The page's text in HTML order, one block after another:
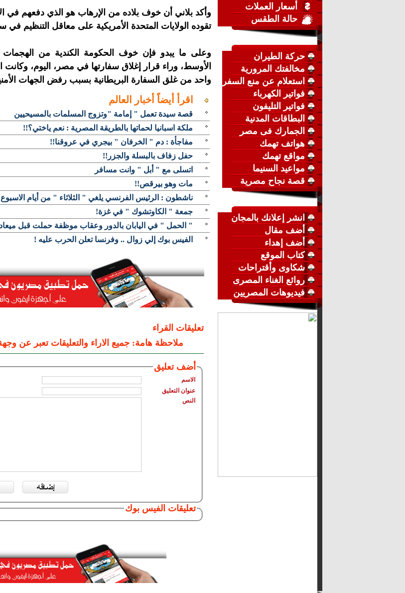
أسعار العملات
حالة الطقس
حركة الطيران
مخالفتك المرورية
استعلام عن منع السفر
فواتير الكهرباء
فواتير التليفون
البطاقات المدنية
الجمارك فى مصر
هواتف تهمك
مواقع تهمك
مواعيد السنيما
قصة نجاح مصرية
انشر إعلانك بالمجان
أضف مقال
أضف إهداء
كتاب الموقع
شكاوى وأقتراحات
روائع الغناء المصرى
فيديوهات المصريين
وأكد بلاني أن خوف بلاده من الإرهاب هو الذي دفعهم في
تقوده الولايات المتحدة الأمريكية على معاقل التنظيم في
وعلى ما يبدو فإن خوف الحكومة الكندية من الهجمات
الأوسط، وراء قرار إغلاق سفارتها في مصر، اليوم،
واحد من غلق السفارة البريطانية بسبب رفض الجهات
اقرأ أيضاً أخبار العالم
قصة سيدة تعمل " إمامة "وتزوج المسلمات بالمسيحيين
ملكة اسبانيا لحماتها بالطريقة المصرية : نعم ياختي؟!!
مفاجأة : دم " الخرفان " بيجري في عروقنا!!
حفل زفاف بالبسلة والجزر!!
اتسلى مع " أبل " وانت مسافر
مات وهو بيرقص!!
ناشطون : الرئيس الفرنسي يلغي " الثلاثاء " من أيام
جمعة " الكاوتشوك " في غزة!
" الحمل " في اليابان بالدور وعقاب موظفة حملت قبل
الفيس بوك إلي زوال .. وفرنسا تعلن الحرب عليه !
تعليقات القراء
ملاحظة هامة: جميع الاراء والتعليقات تعبر عن
أضف تعليق
الاسم
عنوان التعليق
النص
تعليقات الفيس بوك